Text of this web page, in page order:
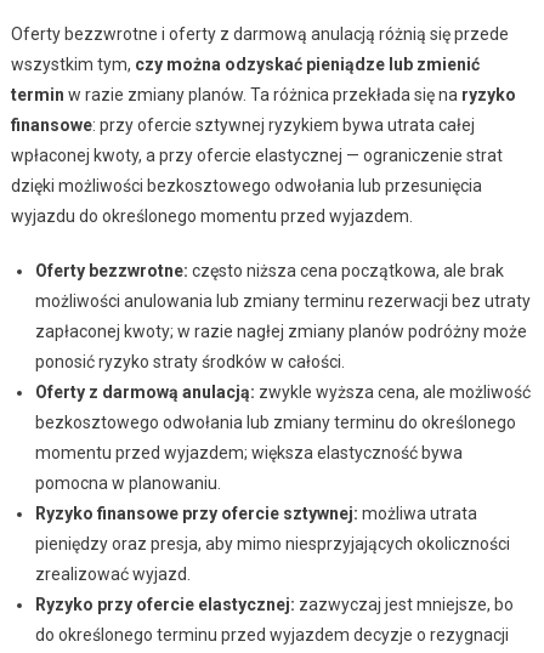
Oferty bezzwrotne i oferty z darmową anulacją różnią się przede
wszystkim tym, czy można odzyskać pieniądze lub zmienić
termin w razie zmiany planów. Ta różnica przekłada się na ryzyko
finansowe: przy ofercie sztywnej ryzykiem bywa utrata całej
wpłaconej kwoty, a przy ofercie elastycznej — ograniczenie strat
dzięki możliwości bezkosztowego odwołania lub przesunięcia
wyjazdu do określonego momentu przed wyjazdem.
Oferty bezzwrotne: często niższa cena początkowa, ale brak
możliwości anulowania lub zmiany terminu rezerwacji bez utraty
zapłaconej kwoty; w razie nagłej zmiany planów podróżny może
ponosić ryzyko straty środków w całości.
Oferty z darmową anulacją: zwykle wyższa cena, ale możliwość
bezkosztowego odwołania lub zmiany terminu do określonego
momentu przed wyjazdem; większa elastyczność bywa
pomocna w planowaniu.
Ryzyko finansowe przy ofercie sztywnej: możliwa utrata
pieniędzy oraz presja, aby mimo niesprzyjających okoliczności
zrealizować wyjazd.
Ryzyko przy ofercie elastycznej: zazwyczaj jest mniejsze, bo
do określonego terminu przed wyjazdem decyzje o rezygnacji